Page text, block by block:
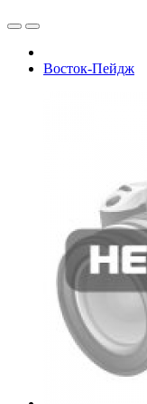
Восток-Пейдж